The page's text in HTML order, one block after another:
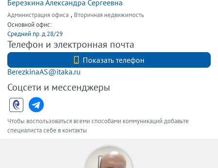
Березкина Александра Сергеевна
Администрация офиса , Вторичная недвижимость
Основной офис:
Средний пр. д.28/29
Телефон и электронная почта
Показать телефон
BerezkinaAS@itaka.ru
Соцсети и мессенджеры
Чтобы воспользоваться всеми способами коммуникаций добавьте
специалиста себе в контакты